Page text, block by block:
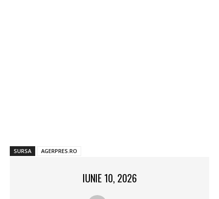
SURSA AGERPRES.RO
IUNIE 10, 2026